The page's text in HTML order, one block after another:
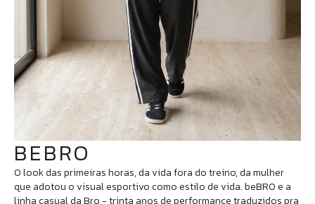
BEBRO
O look das primeiras horas, da vida fora do treino, da mulher
que adotou o visual esportivo como estilo de vida. beBRO e a
linha casual da Bro - trinta anos de performance traduzidos pra